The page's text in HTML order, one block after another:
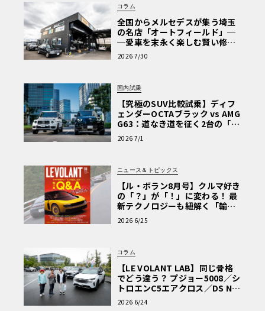
コラム
全国からメルセデスが集う埼玉
の名店「オートフィールド」─
─愛車を末永く楽しむ賢い修理
術と、プロがフックス製オイル
を選ぶ理由〈PR〉
2026 7/30
国内試乗
【究極のSUV比較試乗】ディフ
ェンダーOCTAブラック vs AMG
G63：道なき道を征く2台の「対
極的アプローチ」
2026 7/1
ニュース＆トピックス
【ル・ボラン8月号】クルマ好き
の「？」が「！」に変わる！ 最
新テクノロジーも紐解く「輸入
車Q&A」
2026 6/25
コラム
【LE VOLANT LAB】同じ骨格
でどう違う？ プジョー5008／シ
トロエンC5エアクロス／DS Nº4
読者一気乗りレポート
2026 6/24